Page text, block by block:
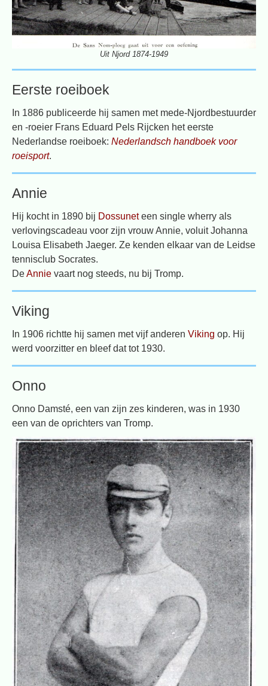
Uit Njord 1874-1949
Eerste roeiboek
In 1886 publiceerde hij samen met mede-Njordbestuurder
en -roeier Frans Eduard Pels Rijcken het eerste
Nederlandse roeiboek: Nederlandsch handboek voor
roeisport.
Annie
Hij kocht in 1890 bij Dossuneteen single wherry als
verlovingscadeau voor zijn vrouw Annie, voluit Johanna
Louisa Elisabeth Jaeger. Ze kenden elkaar van de Leidse
tennisclub Socrates.
DeAnnie vaart nog steeds, nu bij Tromp.
Viking
In 1906 richtte hij samen met vijf anderen Viking op. Hij
werd voorzitter en bleef dat tot 1930.
Onno
Onno Damsté, een van zijn zes kinderen, was in 1930
een van de oprichters van Tromp.